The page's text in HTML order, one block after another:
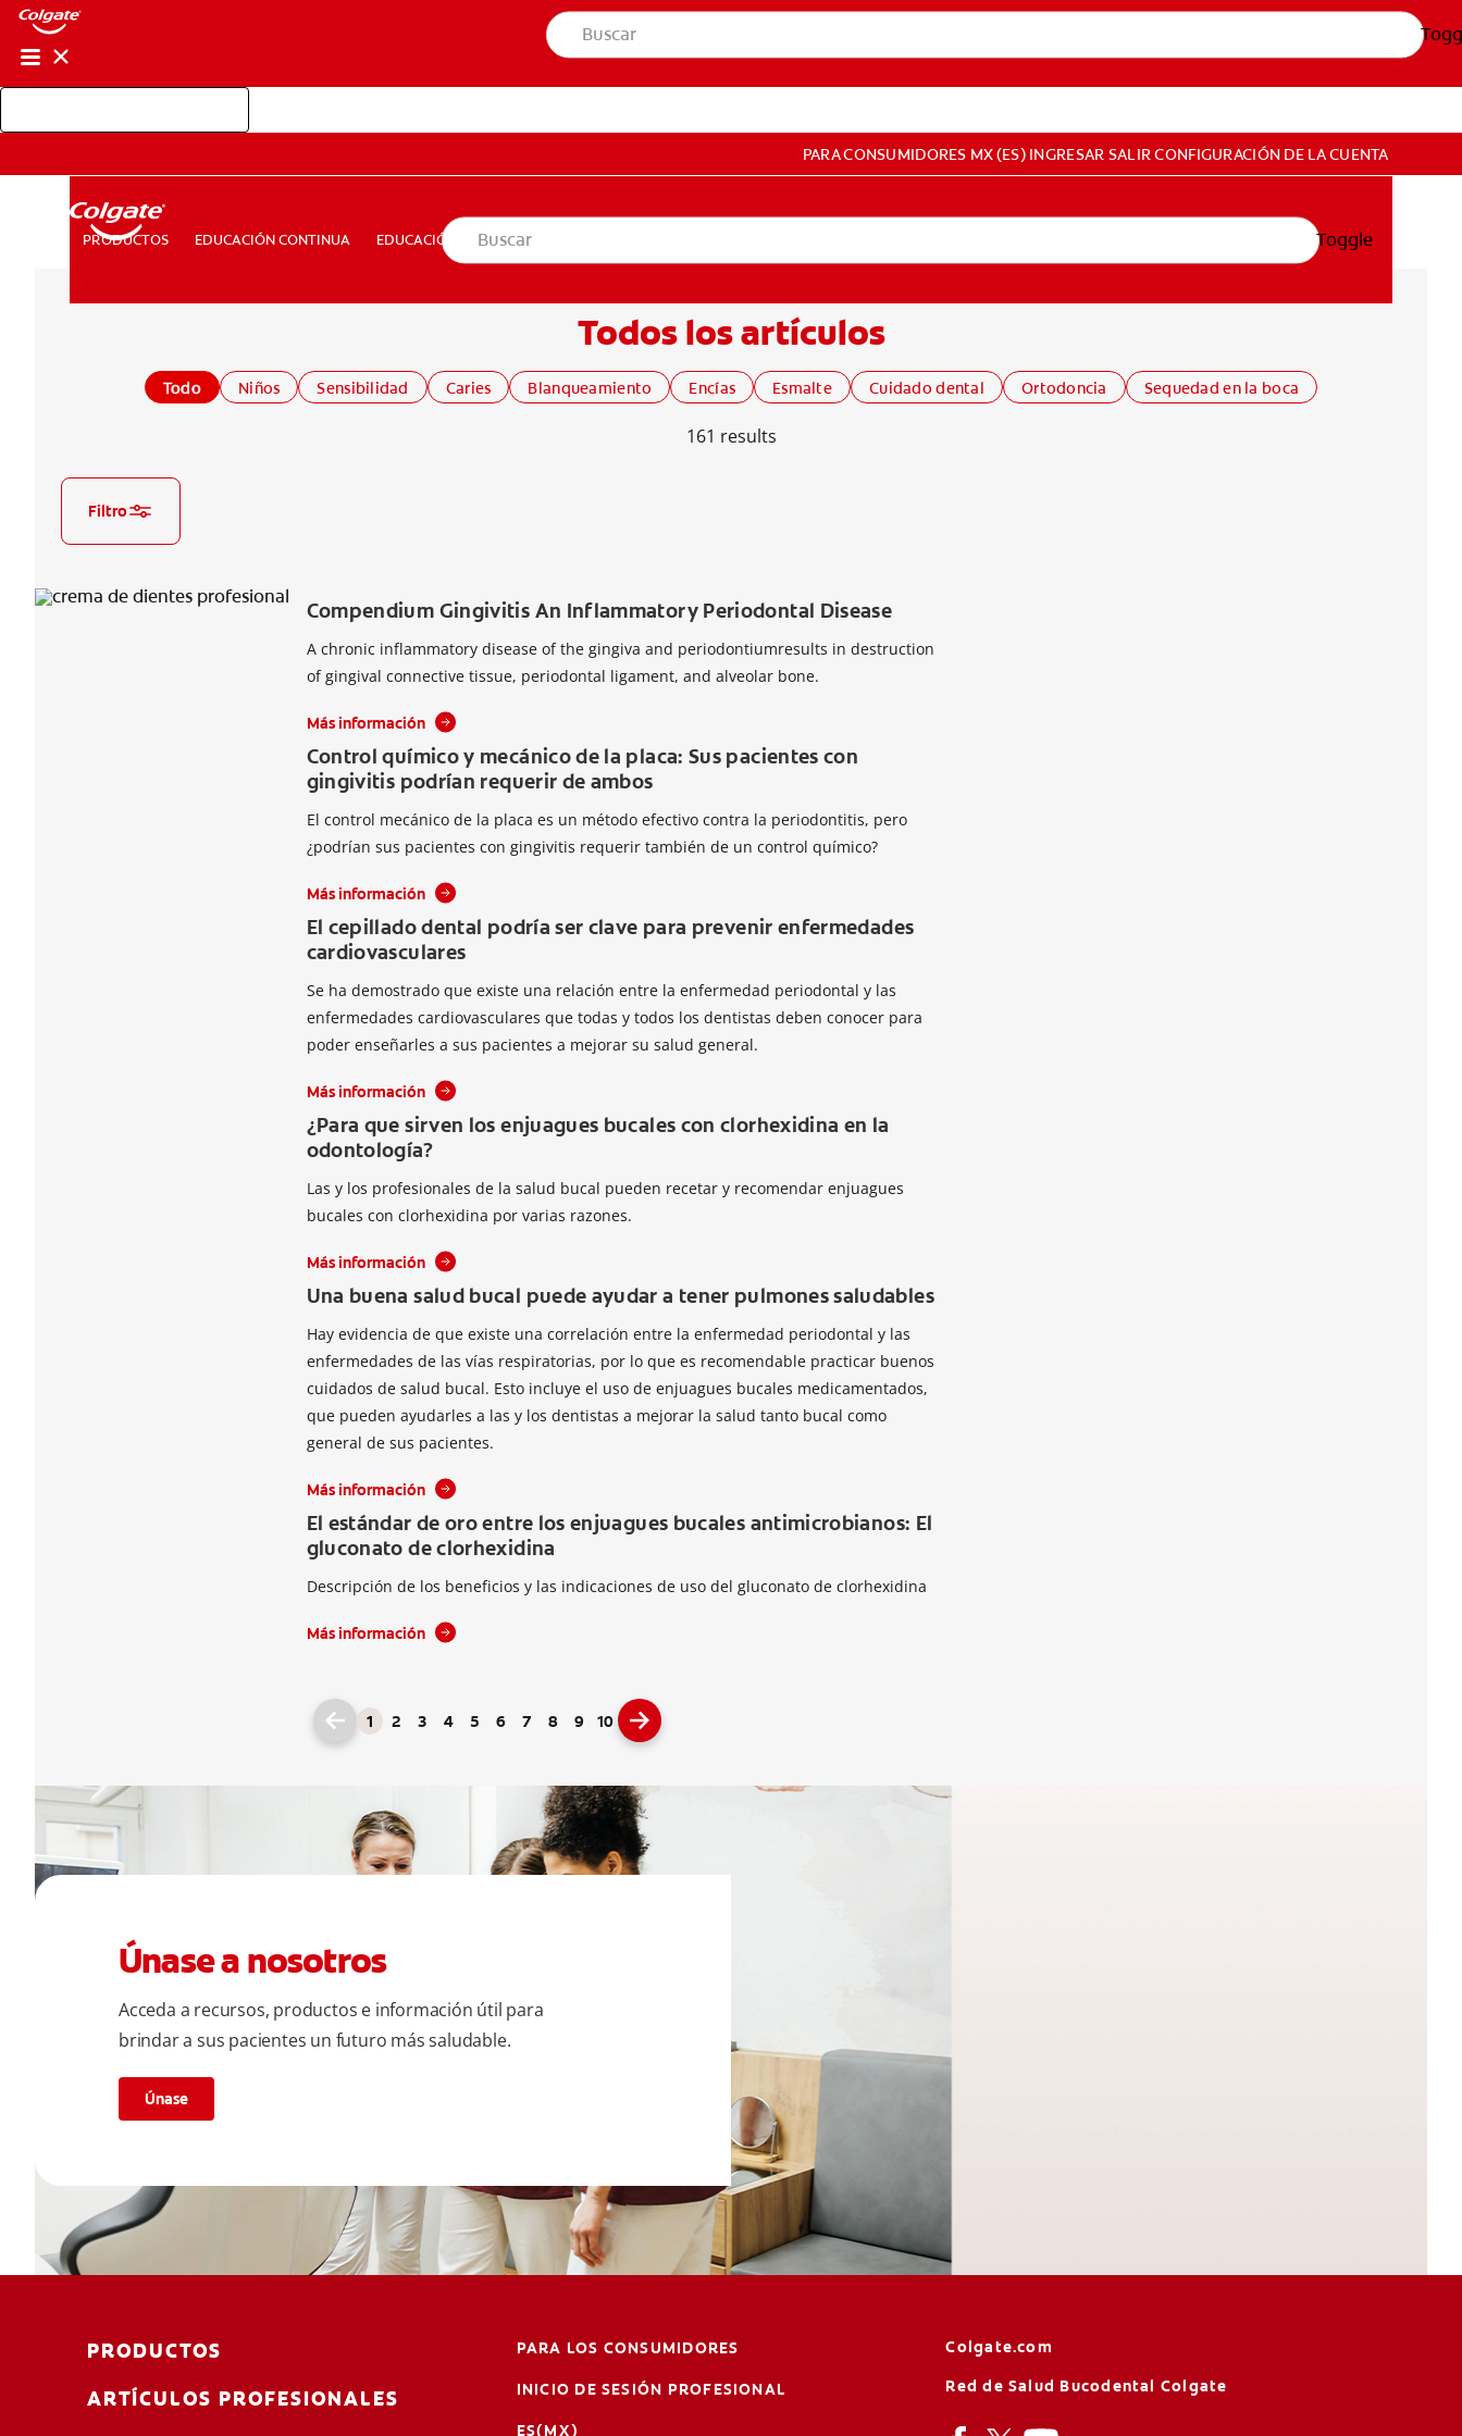
PRODUCTOS EDUCACIÓN CONTINUA EDUCACIÓN DEL PACIENTE
CONFIGURACIÓN DE LA CUENTA
PARA CONSUMIDORES MX (ES) INGRESAR SALIRCONFIGURACIÓN DE LA CUENTA
PRODUCTOS EDUCACIÓN CONTINUA EDUCACIÓN DEL PACIENTE Toggle
Todos los artículos
Todo Niños Sensibilidad Caries Blanqueamiento Encías Esmalte Cuidado dental Ortodoncia Sequedad en la boca
161 results
Filtro
Compendium Gingivitis An Inflammatory Periodontal Disease
A chronic inflammatory disease of the gingiva and periodontiumresults in destruction
of gingival connective tissue, periodontal ligament, and alveolar bone.
Más información
Control químico y mecánico de la placa: Sus pacientes con
gingivitis podrían requerir de ambos
El control mecánico de la placa es un método efectivo contra la periodontitis, pero
¿podrían sus pacientes con gingivitis requerir también de un control químico?
Más información
El cepillado dental podría ser clave para prevenir enfermedades
cardiovasculares
Se ha demostrado que existe una relación entre la enfermedad periodontal y las
enfermedades cardiovasculares que todas y todos los dentistas deben conocer para
poder enseñarles a sus pacientes a mejorar su salud general.
Más información
¿Para que sirven los enjuagues bucales con clorhexidina en la
odontología?
Las y los profesionales de la salud bucal pueden recetar y recomendar enjuagues
bucales con clorhexidina por varias razones.
Más información
Una buena salud bucal puede ayudar a tener pulmones saludables
Hay evidencia de que existe una correlación entre la enfermedad periodontal y las
enfermedades de las vías respiratorias, por lo que es recomendable practicar buenos
cuidados de salud bucal. Esto incluye el uso de enjuagues bucales medicamentados,
que pueden ayudarles a las y los dentistas a mejorar la salud tanto bucal como
general de sus pacientes.
Más información
El estándar de oro entre los enjuagues bucales antimicrobianos: El
gluconato de clorhexidina
Descripción de los beneficios y las indicaciones de uso del gluconato de clorhexidina
Más información
1 2 3 4 5 6 7 8 9 10
Únase a nosotros
Acceda a recursos, productos e información útil para
brindar a sus pacientes un futuro más saludable.
Únase
PRODUCTOS
ARTÍCULOS PROFESIONALES
PARA LOS CONSUMIDORES
INICIO DE SESIÓN PROFESIONAL
ES(MX)
Colgate.com
Red de Salud Bucodental Colgate